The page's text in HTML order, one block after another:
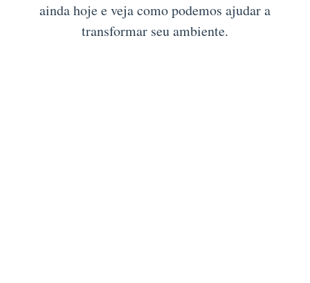
ainda hoje e veja como podemos ajudar a
transformar seu ambiente.